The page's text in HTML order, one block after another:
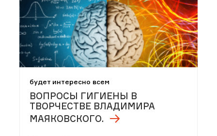
будет интересно всем
ВОПРОСЫ ГИГИЕНЫ В
ТВОРЧЕСТВЕ ВЛАДИМИРА
МАЯКОВСКОГО.